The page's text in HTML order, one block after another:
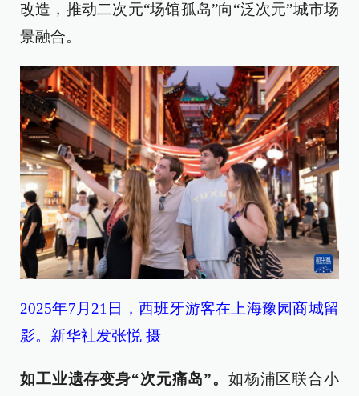
改造，推动二次元“场馆孤岛”向“泛次元”城市场
景融合。
2025年7月21日，西班牙游客在上海豫园商城留
影。新华社发张悦 摄
如工业遗存变身“次元痛岛”。 如杨浦区联合小